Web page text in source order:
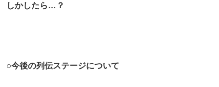
しかしたら…？
○今後の列伝ステージについて